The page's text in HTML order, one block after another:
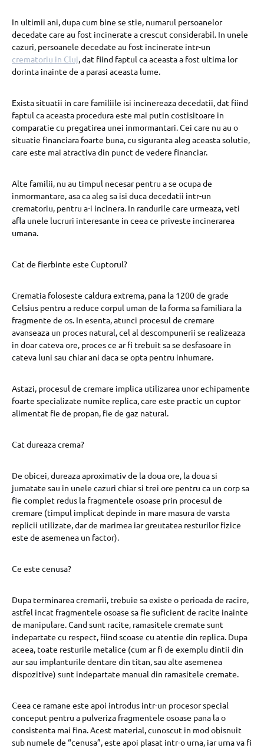
In ultimii ani, dupa cum bine se stie, numarul persoanelor
decedate care au fost incinerate a crescut considerabil. In unele
cazuri, persoanele decedate au fost incinerate intr-un
crematoriu in Cluj, dat fiind faptul ca aceasta a fost ultima lor
dorinta inainte de a parasi aceasta lume.
Exista situatii in care familiile isi incinereaza decedatii, dat fiind
faptul ca aceasta procedura este mai putin costisitoare in
comparatie cu pregatirea unei inmormantari. Cei care nu au o
situatie financiara foarte buna, cu siguranta aleg aceasta solutie,
care este mai atractiva din punct de vedere financiar.
Alte familii, nu au timpul necesar pentru a se ocupa de
inmormantare, asa ca aleg sa isi duca decedatii intr-un
crematoriu, pentru a-i incinera. In randurile care urmeaza, veti
afla unele lucruri interesante in ceea ce priveste incinerarea
umana.
Cat de fierbinte este Cuptorul?
Crematia foloseste caldura extrema, pana la 1200 de grade
Celsius pentru a reduce corpul uman de la forma sa familiara la
fragmente de os. In esenta, atunci procesul de cremare
avanseaza un proces natural, cel al descompunerii se realizeaza
in doar cateva ore, proces ce ar fi trebuit sa se desfasoare in
cateva luni sau chiar ani daca se opta pentru inhumare.
Astazi, procesul de cremare implica utilizarea unor echipamente
foarte specializate numite replica, care este practic un cuptor
alimentat fie de propan, fie de gaz natural.
Cat dureaza crema?
De obicei, dureaza aproximativ de la doua ore, la doua si
jumatate sau in unele cazuri chiar si trei ore pentru ca un corp sa
fie complet redus la fragmentele osoase prin procesul de
cremare (timpul implicat depinde in mare masura de varsta
replicii utilizate, dar de marimea iar greutatea resturilor fizice
este de asemenea un factor).
Ce este cenusa?
Dupa terminarea cremarii, trebuie sa existe o perioada de racire,
astfel incat fragmentele osoase sa fie suficient de racite inainte
de manipulare. Cand sunt racite, ramasitele cremate sunt
indepartate cu respect, fiind scoase cu atentie din replica. Dupa
aceea, toate resturile metalice (cum ar fi de exemplu dintii din
aur sau implanturile dentare din titan, sau alte asemenea
dispozitive) sunt indepartate manual din ramasitele cremate.
Ceea ce ramane este apoi introdus intr-un procesor special
conceput pentru a pulveriza fragmentele osoase pana la o
consistenta mai fina. Acest material, cunoscut in mod obisnuit
sub numele de “cenusa”, este apoi plasat intr-o urna, iar urna va fi